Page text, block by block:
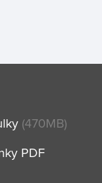
(470MB)
PDF